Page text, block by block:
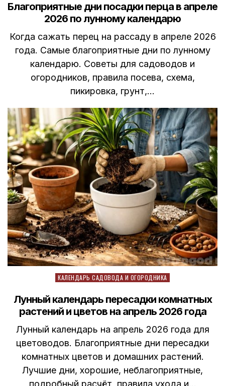
Благоприятные дни посадки перца в апреле
2026 по лунному календарю
Когда сажать перец на рассаду в апреле 2026
года. Самые благоприятные дни по лунному
календарю. Советы для садоводов и
огородников, правила посева, схема,
пикировка, грунт,…
Posted
КАЛЕНДАРЬ САДОВОДА И ОГОРОДНИКА
Лунный календарь пересадки комнатных
растений и цветов на апрель 2026 года
Лунный календарь на апрель 2026 года для
цветоводов. Благоприятные дни пересадки
комнатных цветов и домашних растений.
Лучшие дни, хорошие, неблагоприятные,
подробный расчёт, правила ухода и…